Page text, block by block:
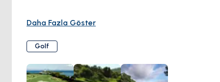
Puerto Andratx, Mallorca'nın en iyi sahalarından bazılarına
genellikle görüldüğü güzel manzaralar eşliğinde zorlu
rauntları deneyimleyin.
Golf de Andratx
Daha Fazla Göster
Golf